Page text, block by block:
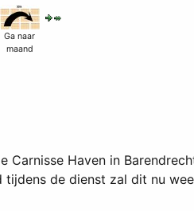
Ga naar
maand
Carnisse Haven in
tijdens de dienst zal dit nu